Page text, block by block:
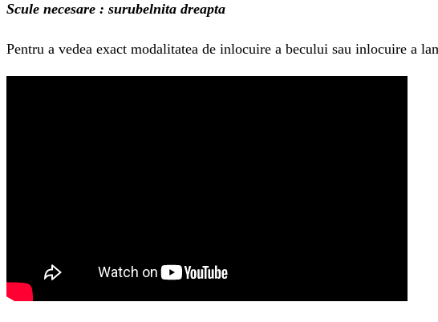
Scule necesare : surubelnita dreapta
Pentru a vedea exact modalitatea de inlocuire a becului sau inlocuire a